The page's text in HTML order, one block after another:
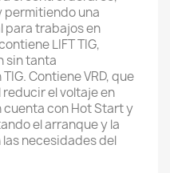
permitiendo una
para trabajos en
LIFT TIG,
sin tanta
Contiene VRD, que
el voltaje en
con Hot Start y
el arranque y la
necesidades del